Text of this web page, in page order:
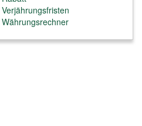
Verjährungsfristen
Währungsrechner